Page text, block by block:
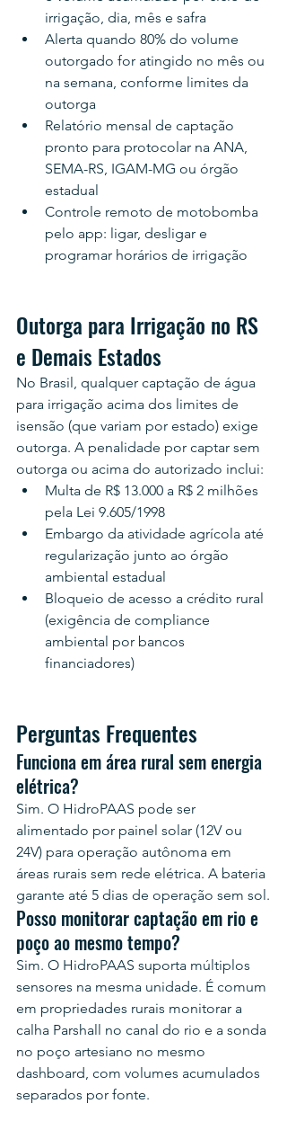
irrigação, dia, mês e safra
Alerta quando 80% do volume
outorgado for atingido no mês ou
na semana, conforme limites da
outorga
Relatório mensal de captação
pronto para protocolar na ANA,
SEMA-RS, IGAM-MG ou órgão
estadual
Controle remoto de motobomba
pelo app: ligar, desligar e
programar horários de irrigação
Outorga para Irrigação no RS
e Demais Estados
No Brasil, qualquer captação de água
para irrigação acima dos limites de
isensão (que variam por estado) exige
outorga. A penalidade por captar sem
outorga ou acima do autorizado inclui:
Multa de R$ 13.000 a R$ 2 milhões
pela Lei 9.605/1998
Embargo da atividade agrícola até
regularização junto ao órgão
ambiental estadual
Bloqueio de acesso a crédito rural
(exigência de compliance
ambiental por bancos
financiadores)
Perguntas Frequentes
Funciona em área rural sem energia
elétrica?
Sim. O HidroPAAS pode ser
alimentado por painel solar (12V ou
24V) para operação autônoma em
áreas rurais sem rede elétrica. A bateria
garante até 5 dias de operação sem sol.
Posso monitorar captação em rio e
poço ao mesmo tempo?
Sim. O HidroPAAS suporta múltiplos
sensores na mesma unidade. É comum
em propriedades rurais monitorar a
calha Parshall no canal do rio e a sonda
no poço artesiano no mesmo
dashboard, com volumes acumulados
separados por fonte.